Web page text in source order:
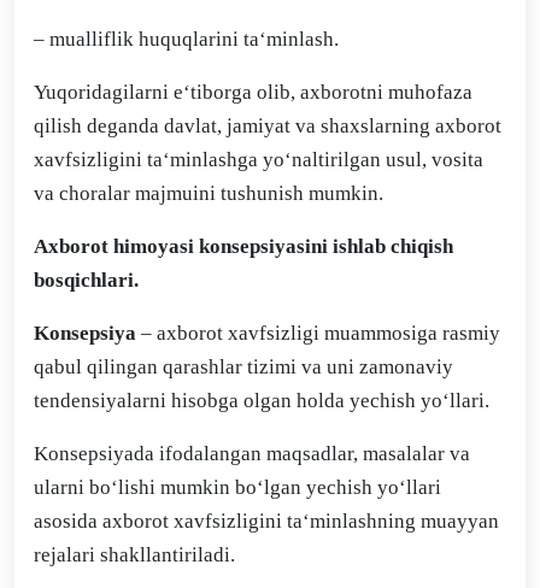
– mualliflik huquqlarini ta‘minlash.
Yuqoridagilarni e‘tiborga olib, axborotni muhofaza
qilish deganda davlat, jamiyat va shaxslarning axborot
xavfsizligini ta‘minlashga yo‘naltirilgan usul, vosita
va choralar majmuini tushunish mumkin.
Axborot himoyasi konsepsiyasini ishlab chiqish
bosqichlari.
Konsepsiya – axborot xavfsizligi muammosiga rasmiy
qabul qilingan qarashlar tizimi va uni zamonaviy
tendensiyalarni hisobga olgan holda yechish yo‘llari.
Konsepsiyada ifodalangan maqsadlar, masalalar va
ularni bo‘lishi mumkin bo‘lgan yechish yo‘llari
asosida axborot xavfsizligini ta‘minlashning muayyan
rejalari shakllantiriladi.